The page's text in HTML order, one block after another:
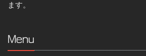
ます。
Menu